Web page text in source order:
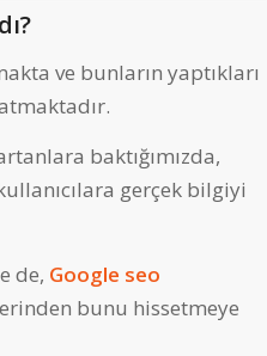
ve bunların yaptıkları
baktığımızda,
gerçek bilgiyi
de, Google seo
bunu hissetmeye